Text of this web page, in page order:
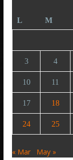
L
M
3 4
10 11
17 18
24 25
« Mar May »